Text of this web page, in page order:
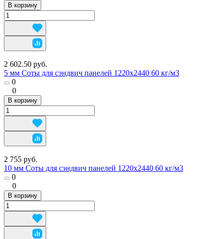
В корзину
2 602.50 руб.
5 мм Соты для сэндвич панелей 1220х2440 60 кг/м3
0
0
В корзину
2 755 руб.
10 мм Соты для сэндвич панелей 1220х2440 60 кг/м3
0
0
В корзину